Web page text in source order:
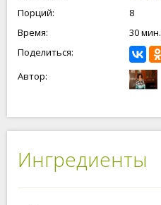
Порций:
8
Время:
30 мин.
Поделиться:
Автор:
Ингредиенты